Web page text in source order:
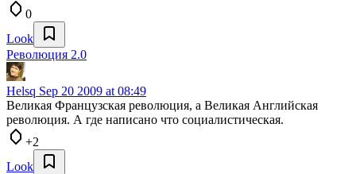
0
Look
Революция 2.0
Helsq Sep 20 2009 at 08:49
Великая Французская революция, а Великая Английская
революция. А где написано что социалистическая.
+2
Look